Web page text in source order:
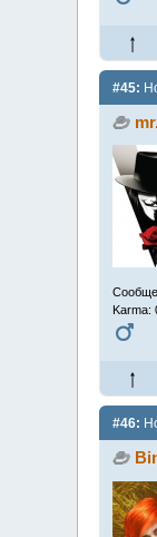
#45:
Karma:
#46: